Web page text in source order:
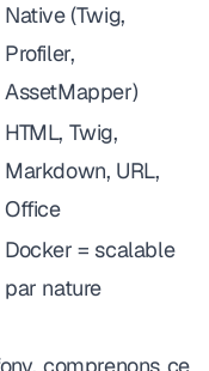
Native (Twig,
Profiler,
AssetMapper)
HTML, Twig,
Markdown, URL,
Office
Docker = scalable
par nature